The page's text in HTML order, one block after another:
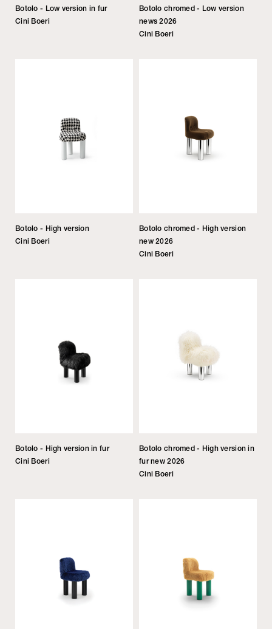
Botolo - Low version in fur
Cini Boeri
Botolo chromed - Low version
news 2026
Cini Boeri
Botolo - High version
Cini Boeri
Botolo chromed - High version
new 2026
Cini Boeri
Botolo - High version in fur
Cini Boeri
Botolo chromed - High version in
fur new 2026
Cini Boeri